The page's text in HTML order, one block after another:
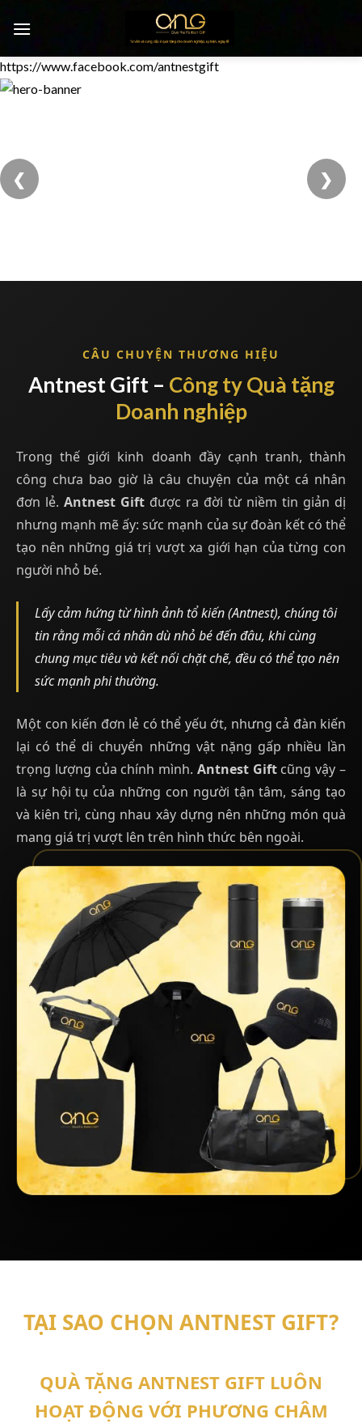
đến
dung
https://www.facebook.com/antnestgift
❮ ❯
CÂU CHUYỆN THƯƠNG HIỆU
Antnest Gift – Công ty Quà tặng
Doanh nghiệp
Trong thế giới kinh doanh đầy cạnh tranh, thành
công chưa bao giờ là câu chuyện của một cá nhân
đơn lẻ. Antnest Gift được ra đời từ niềm tin giản dị
nhưng mạnh mẽ ấy: sức mạnh của sự đoàn kết có thể
tạo nên những giá trị vượt xa giới hạn của từng con
người nhỏ bé.
Lấy cảm hứng từ hình ảnh tổ kiến (Antnest), chúng tôi
tin rằng mỗi cá nhân dù nhỏ bé đến đâu, khi cùng
chung mục tiêu và kết nối chặt chẽ, đều có thể tạo nên
sức mạnh phi thường.
Một con kiến đơn lẻ có thể yếu ớt, nhưng cả đàn kiến
lại có thể di chuyển những vật nặng gấp nhiều lần
trọng lượng của chính mình. Antnest Giftcũng vậy –
là sự hội tụ của những con người tận tâm, sáng tạo
và kiên trì, cùng nhau xây dựng nên những món quà
mang giá trị vượt lên trên hình thức bên ngoài.
TẠI SAO CHỌN ANTNEST GIFT?
QUÀ TẶNG ANTNEST GIFT LUÔN
HOẠT ĐỘNG VỚI PHƯƠNG CHÂM